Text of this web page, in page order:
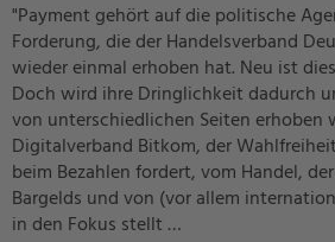
"Payment gehört auf die politische
Forderung, die der Handelsverband
wieder einmal erhoben hat. Neu ist
Doch wird ihre Dringlichkeit dadurch
von unterschiedlichen Seiten erhoben
Digitalverband Bitkom, der
beim Bezahlen fordert, vom Handel,
Bargelds und von (vor allem
in den Fokus stellt …